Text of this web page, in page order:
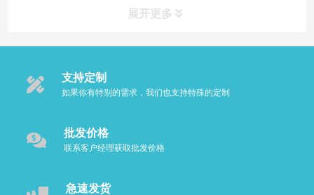
展开更多
支持定制
如果你有特别的需求，我们也支持特殊的定制
批发价格
联系客户经理获取批发价格
急速发货